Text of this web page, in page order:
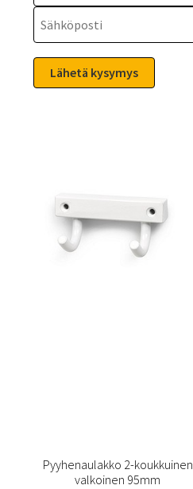
Pyyhenaulakko 2-koukkuinen
valkoinen 95mm